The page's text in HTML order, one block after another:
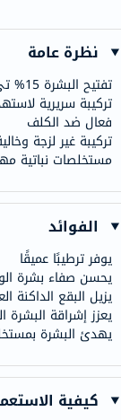
نظرة عامة
تفتيح البشرة 15% تي إكس إيه + مصل النياسيناميد
تركيبة سريرية
فعال ضد الكلف
تركيبة غير لزجة
مستخلصات نباتية
الفوائد
يوفر ترطيبًا عميقًا
يحسن صفاء بشرة
يزيل البقع الداكنة
يعزز إشراقة البشرة
يهدئ البشرة
كيفية